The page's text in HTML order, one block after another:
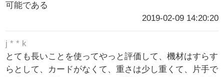
可能である
2019-02-09 14:20:20
j * * k
とても長いことを使ってやっと評価して、機材はすらす
らとして、カードがなくて、重さは少し重くて、片手で